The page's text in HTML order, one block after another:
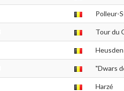
Polleur-
Tour du
"Dwars
Harzé